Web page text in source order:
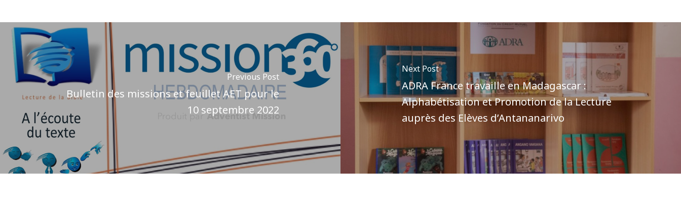
Previous Post
Bulletin des missions et feuillet AET pour le
10 septembre 2022
Next Post
ADRA France travaille en Madagascar :
Alphabétisation et Promotion de la Lecture
auprès des Elèves d’Antananarivo